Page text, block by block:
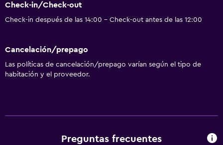
Check-in/Check-out
Check-in después de las 14:00 - Check-out antes de las 12:00
Cancelación/prepago
Las políticas de cancelación/prepago varían según el tipo de
habitación y el proveedor.
Preguntas frecuentes